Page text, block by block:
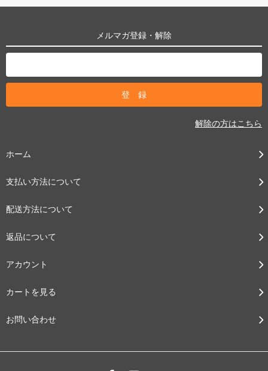
メルマガ登録・解除
解除の方はこちら
ホーム
支払い方法について
配送方法について
返品について
アカウント
カートを見る
お問い合わせ